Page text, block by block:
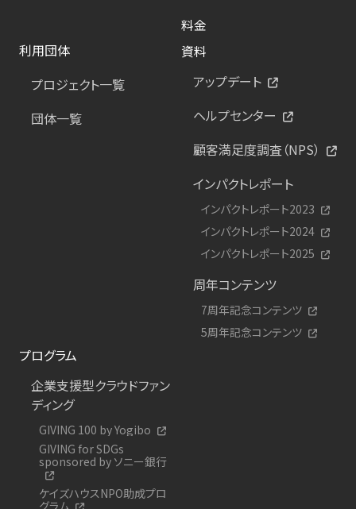
料金
利用団体
プロジェクト一覧
団体一覧
資料
アップデート
ヘルプセンター
顧客満足度調査（NPS）
インパクトレポート
インパクトレポート2023
インパクトレポート2024
インパクトレポート2025
周年コンテンツ
7周年記念コンテンツ
5周年記念コンテンツ
プログラム
企業支援型クラウドファン
ディング
GIVING 100 by Yogibo
GIVING for SDGs
sponsored by ソニー銀行
ケイズハウスNPO助成プロ
グラム